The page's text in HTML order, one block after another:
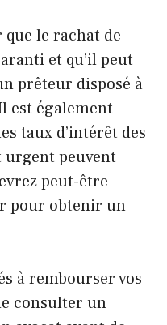
le rachat de
et qu’il peut
prêteur disposé à
est également
taux d’intérêt des
peuvent
peut-être
pour obtenir un
à rembourser vos
consulter un